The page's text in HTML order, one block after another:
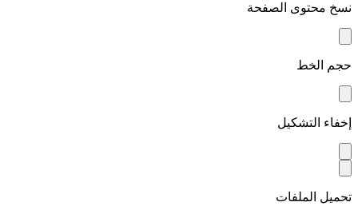
نسخ محتوى الصفحة
حجم الخط
إخفاء التشكيل
تحميل الملفات